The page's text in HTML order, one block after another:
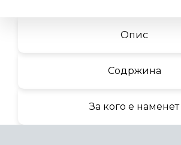
Опис
Содржина
За кого е наменет